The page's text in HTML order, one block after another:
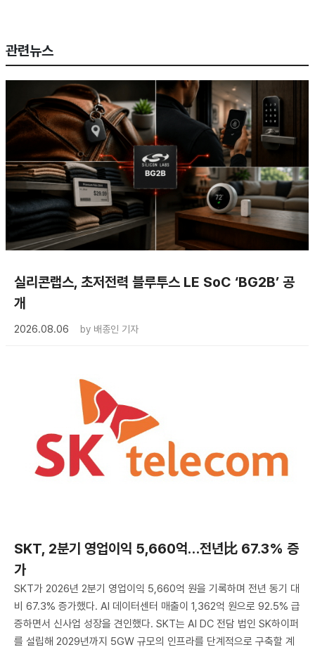
관련뉴스
실리콘랩스, 초저전력 블루투스 LE SoC ‘BG2B’ 공
개
2026.08.06 by 배종인 기자
SKT, 2분기 영업이익 5,660억…전년比 67.3% 증
가
SKT가 2026년 2분기 영업이익 5,660억 원을 기록하며 전년 동기 대
비 67.3% 증가했다. AI 데이터센터 매출이 1,362억 원으로 92.5% 급
증하면서 신사업 성장을 견인했다. SKT는 AI DC 전담 법인 SK하이퍼
를 설립해 2029년까지 5GW 규모의 인프라를 단계적으로 구축할 계